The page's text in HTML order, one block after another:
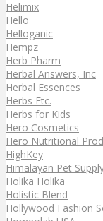
Helimix
Hello
Helloganic
Hempz
Herb Pharm
Herbal Answers, Inc
Herbal Essences
Herbs Etc.
Herbs for Kids
Hero Cosmetics
Hero Nutritional
HighKey
Himalayan Pet
Holika Holika
Holistic Blend
Hollywood Fashion